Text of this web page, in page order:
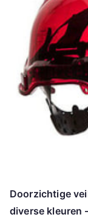
Doorzichtige
diverse kleuren